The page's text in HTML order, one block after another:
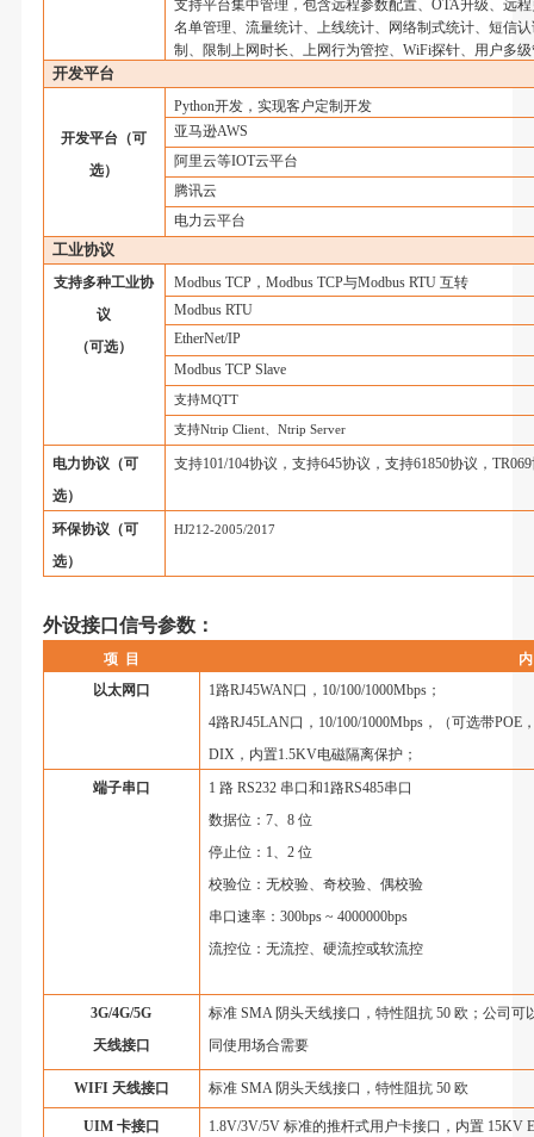
支持平台集中管理，包含远程参数配置、 OTA升级、远
名单管理、流量统计、上线统计、网络制式统计、短信
制、限制上网时长、上网行为管控、 WiFi探针、用户多
开发平台
开发平台（可
选）
Python开发，实现客户定制开发
亚马逊AWS
阿里云等IOT云平台
腾讯云
电力云平台
工业协议
支持多种工业协
议
（可选）
Modbus TCP， Modbus TCP与Modbus RTU 互转
Modbus RTU
EtherNet/IP
Modbus TCP Slave
支持MQTT
支持Ntrip Client、 Ntrip Server
电力协议（可
选）
支持101/104协议，支持645协议，支持61850协议， TR069
环保协议（可
选）
HJ212-2005/2017
外设接口信号参数：
项 目
内
以太网口
1路RJ45WAN口， 10/100/1000Mbps；
4路RJ45LAN口， 10/100/1000Mbps，（可选带POE
DIX，内置1.5KV电磁隔离保护；
端子串口
1 路RS232 串口和1路RS485串口
数据位： 7、 8 位
停止位： 1、 2 位
校验位：无校验、奇校验、偶校验
串口速率： 300bps ~ 4000000bps
流控位：无流控、硬流控或软流控
3G/4G/5G
天线接口
标准SMA 阴头天线接口，特性阻抗50 欧；公司可
同使用场合需要
WIFI 天线接口 标准SMA 阴头天线接口，特性阻抗50 欧
UIM 卡接口 1.8V/3V/5V 标准的推杆式用户卡接口，内置15KV